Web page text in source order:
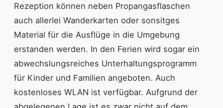
Rezeption können neben Propangasflaschen
auch allerlei Wanderkarten oder sonsitges
Material für die Ausflüge in die Umgebung
erstanden werden. In den Ferien wird sogar ein
abwechslungsreiches Unterhaltungsprogramm
für Kinder und Familien angeboten. Auch
kostenloses WLAN ist verfügbar. Aufgrund der